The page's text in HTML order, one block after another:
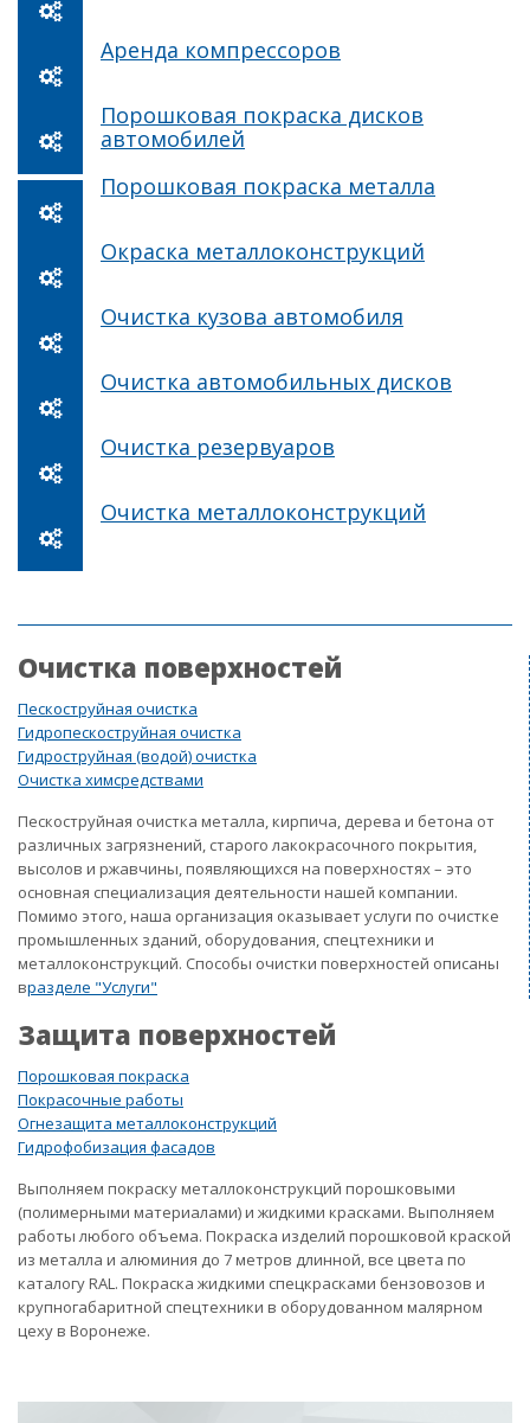
Аренда компрессоров
Порошковая покраска дисков
автомобилей
Порошковая покраска металла
Окраска металлоконструкций
Очистка кузова автомобиля
Очистка автомобильных дисков
Очистка резервуаров
Очистка металлоконструкций
Очистка поверхностей
Пескоструйная очистка
Гидропескоструйная очистка
Гидроструйная (водой) очистка
Очистка химсредствами
Пескоструйная очистка металла, кирпича, дерева и бетона от
различных загрязнений, старого лакокрасочного покрытия,
высолов и ржавчины, появляющихся на поверхностях – это
основная специализация деятельности нашей компании.
Помимо этого, наша организация оказывает услуги по очистке
промышленных зданий, оборудования, спецтехники и
металлоконструкций. Способы очистки поверхностей описаны
вразделе "Услуги"
Защита поверхностей
Порошковая покраска
Покрасочные работы
Огнезащита металлоконструкций
Гидрофобизация фасадов
Выполняем покраску металлоконструкций порошковыми
(полимерными материалами) и жидкими красками. Выполняем
работы любого объема. Покраска изделий порошковой краской
из металла и алюминия до 7 метров длинной, все цвета по
каталогу RAL. Покраска жидкими спецкрасками бензовозов и
крупногабаритной спецтехники в оборудованном малярном
цеху в Воронеже.